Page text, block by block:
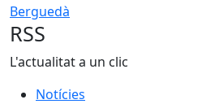
Berguedà
RSS
L'actualitat a un clic
Notícies